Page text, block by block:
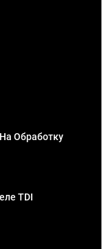
Обработку
TDI